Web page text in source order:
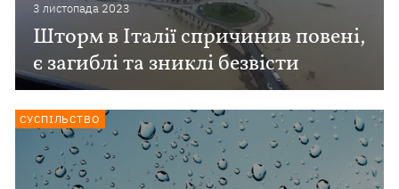
3 листопада 2023
Шторм в Італії спричинив повені,
є загиблі та зниклі безвісти
СУСПІЛЬСТВО